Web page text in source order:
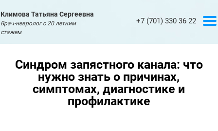
Климова Татьяна Сергеевна
Врач-невролог с 20 летним
стажем
+7 (701) 330 36 22
Главная
Синдром запястного канала: что
нужно знать о причинах,
симптомах, диагностике и
профилактике